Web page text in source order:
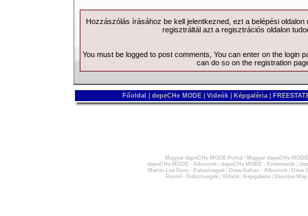
Hozzászólás írásához be kell jelentkezned, ezt a belépésioldalon
regisztráltál azt a regisztrációs oldalon
You must be logged to post comments, You can enter on the login
can do so on the registration
Főoldal depeCHe MODE Videók Képgaléria
Magyar depeCHe MODE Portál
Magyar depeCHe
depeCHe MODE - Albumok| depeCHe MODE - Kislemezek|
Martin Lee Gore - Dalszövegek| Dave Gahan - Albumok|
Dave
Recoil - Dalszövegek| Videók| Képgaléria| Devotee Map